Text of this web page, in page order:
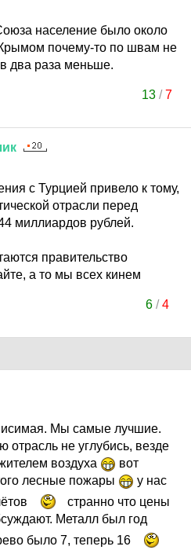
население было около
почему-то по швам не
два раза меньше.
13 /7
с Турцией привело к тому,
отрасли перед
миллиардов рублей.
правительство
а то мы всех кинем
6/4
Мы самые лучшие.
не углубись, везде
воздуха
вот
лесные пожары
у нас
странно что цены
Металл был год
было 7, теперь 16